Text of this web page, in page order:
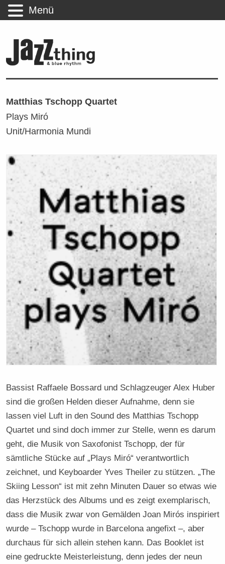
Matthias Tschopp Quartet
Plays Miró
Unit/Harmonia Mundi
Bassist Raffaele Bossard und Schlagzeuger Alex Huber
sind die großen Helden dieser Aufnahme, denn sie
lassen viel Luft in den Sound des Matthias Tschopp
Quartet und sind doch immer zur Stelle, wenn es darum
geht, die Musik von Saxofonist Tschopp, der für
sämtliche Stücke auf „Plays Miró“ verantwortlich
zeichnet, und Keyboarder Yves Theiler zu stützen. „The
Skiing Lesson“ ist mit zehn Minuten Dauer so etwas wie
das Herzstück des Albums und es zeigt exemplarisch,
dass die Musik zwar von Gemälden Joan Mirós inspiriert
wurde – Tschopp wurde in Barcelona angefixt –, aber
durchaus für sich allein stehen kann. Das Booklet ist
eine gedruckte Meisterleistung, denn jedes der neun
Menü